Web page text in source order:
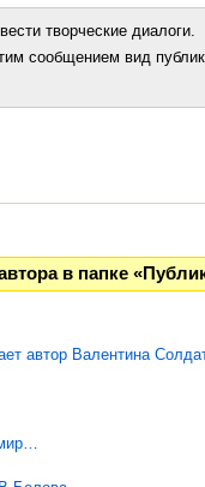
творческие диалоги.
сообщением вид
в папке
автор Валентина